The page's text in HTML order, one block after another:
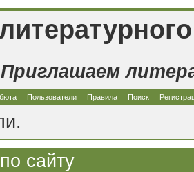
Приглашаем
Пользователи Правила Поиск
сайту